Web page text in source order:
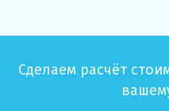
Сделаем расчёт